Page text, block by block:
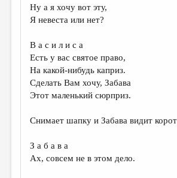
Ну а я хочу вот эту,
Я невеста или нет?
В а с и л и с а
Есть у вас святое право,
На какой-нибудь каприз.
Сделать Вам хочу, Забава
Этот маленький сюрприз.
Снимает шапку и Забава видит
З а б а в а
Ах, совсем не в этом дело.